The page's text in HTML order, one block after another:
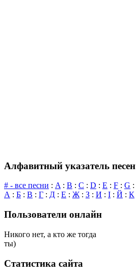
Алфавитный указатель песен
# - все песни : A: B : C : D : E : F : G :
А : Б : В : Г : Д : Е : Ж: З : И : І : Й : К
Пользователи онлайн
Никого нет, а кто же тогда
ты)
Статистика сайта